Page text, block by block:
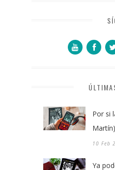
Por si
Martín)
10 Feb
Ya